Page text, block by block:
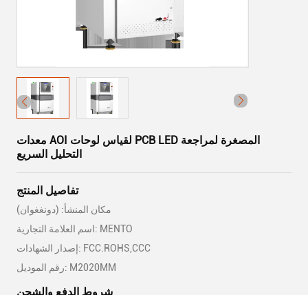
معدات AOI لقياس لوحات PCB LED المصغرة لمراجعة
التحليل السريع
تفاصيل المنتج
مكان المنشأ: (دونغغوان)
اسم العلامة التجارية: MENTO
إصدار الشهادات: FCC.ROHS,CCC
رقم الموديل: M2020MM
شروط الدفع والشحن